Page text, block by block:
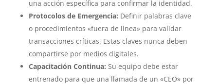
una acción específica para confirmar la identidad.
Protocolos de Emergencia: Definir palabras clave
o procedimientos «fuera de línea» para validar
transacciones críticas. Estas claves nunca deben
compartirse por medios digitales.
Capacitación Continua: Su equipo debe estar
entrenado para que una llamada de un «CEO» por